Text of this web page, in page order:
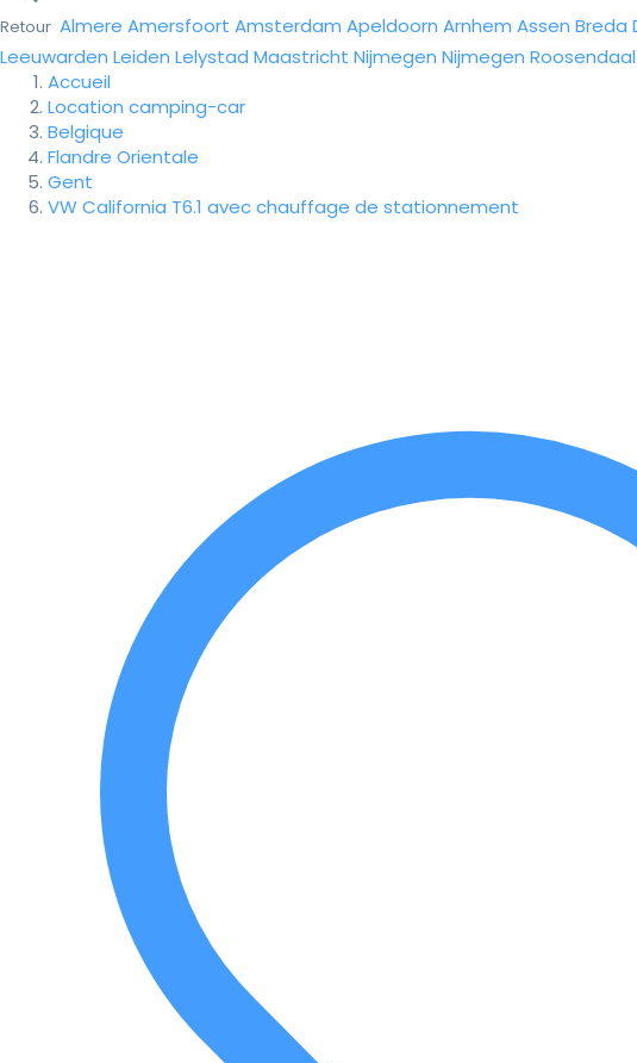
Retour Almere Amersfoort Amsterdam Apeldoorn Arnhem Assen Breda
Leeuwarden Leiden Lelystad Maastricht Nijmegen Nijmegen Roosendaal
Accueil
Location camping-car
Belgique
Flandre Orientale
Gent
VW California T6.1 avec chauffage de stationnement